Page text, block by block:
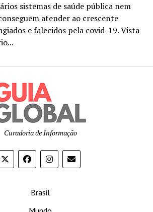
sistemas de saúde pública nem
atender ao crescente
e falecidos pela covid-19. Vista
Curadoria de Informação
Brasil